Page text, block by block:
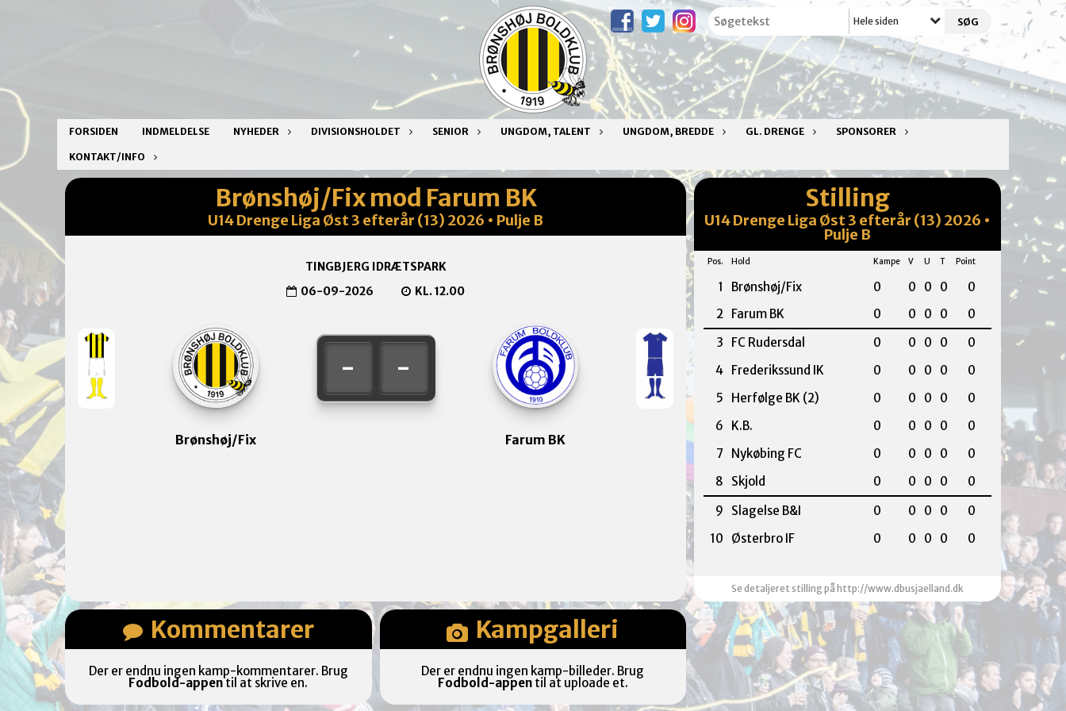
Hele siden
FORSIDEN INDMELDELSE NYHEDER DIVISIONSHOLDET SENIOR UNGDOM, TALENT UNGDOM, BREDDE GL. DRENGE SPONSORER
KONTAKT/INFO
Brønshøj/Fix mod Farum BK
U14 Drenge Liga Øst 3 efterår (13) 2026 • Pulje B
TINGBJERG IDRÆTSPARK
06-09-2026
KL. 12.00
Brønshøj/Fix
- -
Farum BK
Stilling
U14 Drenge Liga Øst 3 efterår (13) 2026 •
Pulje B
Pos. Hold Kampe V U T Point
1 Brønshøj/Fix 0 0 0 0
0
2 Farum BK 0 0 0 0
0
3
FC Rudersdal 0 0 0 0
0
4 Frederikssund IK 0 0 0 0
0
5
Herfølge BK (2) 0 0 0 0
0
6
K.B. 0 0 0 0
0
7 Nykøbing FC 0 0 0 0
0
8
Skjold 0 0 0 0
0
9
Slagelse B&I 0 0 0 0
0
10
Østerbro IF 0 0 0 0 0
Se detaljeret stilling på http://www.dbusjaelland.dk
Kommentarer
Der er endnu ingen kamp-kommentarer. Brug
Fodbold-appentil at skrive en.
Kampgalleri
Der er endnu ingen kamp-billeder. Brug
Fodbold-appentil at uploade et.